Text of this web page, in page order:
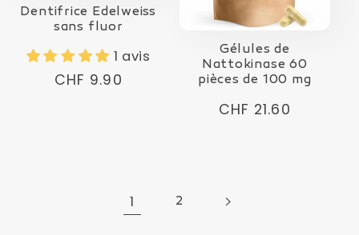
Dentifrice Edelweiss
sans fluor
1 avis
Prix
CHF 9.90
Gélules de
Nattokinase 60
pièces de 100 mg
Prix
CHF 21.60
1 2